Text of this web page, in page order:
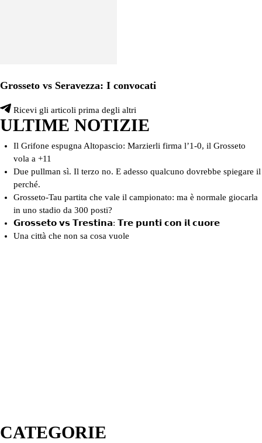
Grosseto vs Seravezza: I convocati
Ricevi gli articoli prima degli altri
ULTIME NOTIZIE
Il Grifone espugna Altopascio: Marzierli firma l’1-0, il Grosseto
vola a +11
Due pullman sì. Il terzo no. E adesso qualcuno dovrebbe spiegare il
perché.
Grosseto-Tau partita che vale il campionato: ma è normale giocarla
in uno stadio da 300 posti?
𝗚𝗿𝗼𝘀𝘀𝗲𝘁𝗼 𝘃𝘀 𝗧𝗿𝗲𝘀𝘁𝗶𝗻𝗮: 𝗧𝗿𝗲 𝗽𝘂𝗻𝘁𝗶 𝗰𝗼𝗻 𝗶𝗹 𝗰𝘂𝗼𝗿𝗲
Una città che non sa cosa vuole
CATEGORIE